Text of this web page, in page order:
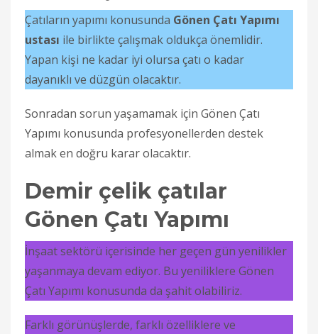
Çatıların yapımı konusunda Gönen Çatı Yapımı
ustası ile birlikte çalışmak oldukça önemlidir.
Yapan kişi ne kadar iyi olursa çatı o kadar
dayanıklı ve düzgün olacaktır.
Sonradan sorun yaşamamak için Gönen Çatı
Yapımı konusunda profesyonellerden destek
almak en doğru karar olacaktır.
Demir çelik çatılar
Gönen Çatı Yapımı
İnşaat sektörü içerisinde her geçen gün yenilikler
yaşanmaya devam ediyor. Bu yeniliklere Gönen
Çatı Yapımı konusunda da şahit olabiliriz.
Farklı görünüşlerde, farklı özelliklere ve